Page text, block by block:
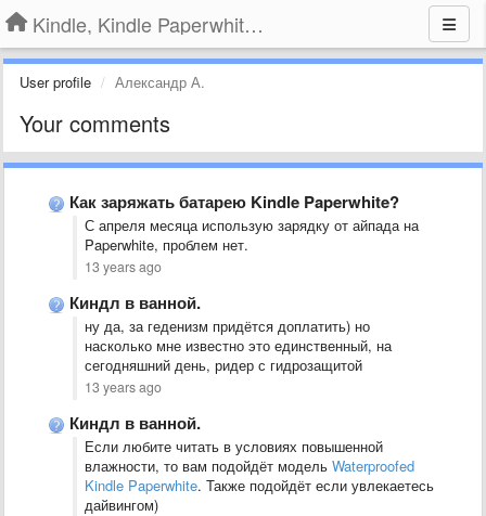
Kindle, Kindle Paperwhite, Kindle Voyage
User profile Александр А.
Your comments
Как заряжать батарею Kindle Paperwhite?
С апреля месяца использую зарядку от айпада на
Paperwhite, проблем нет.
13 years ago
Киндл в ванной.
ну да, за геденизм придётся доплатить) но
насколько мне известно это единственный, на
сегодняшний день, ридер с гидрозащитой
13 years ago
Киндл в ванной.
Если любите читать в условиях повышенной
влажности, то вам подойдёт модель Waterproofed
Kindle Paperwhite. Также подойдёт если увлекаетесь
дайвингом)